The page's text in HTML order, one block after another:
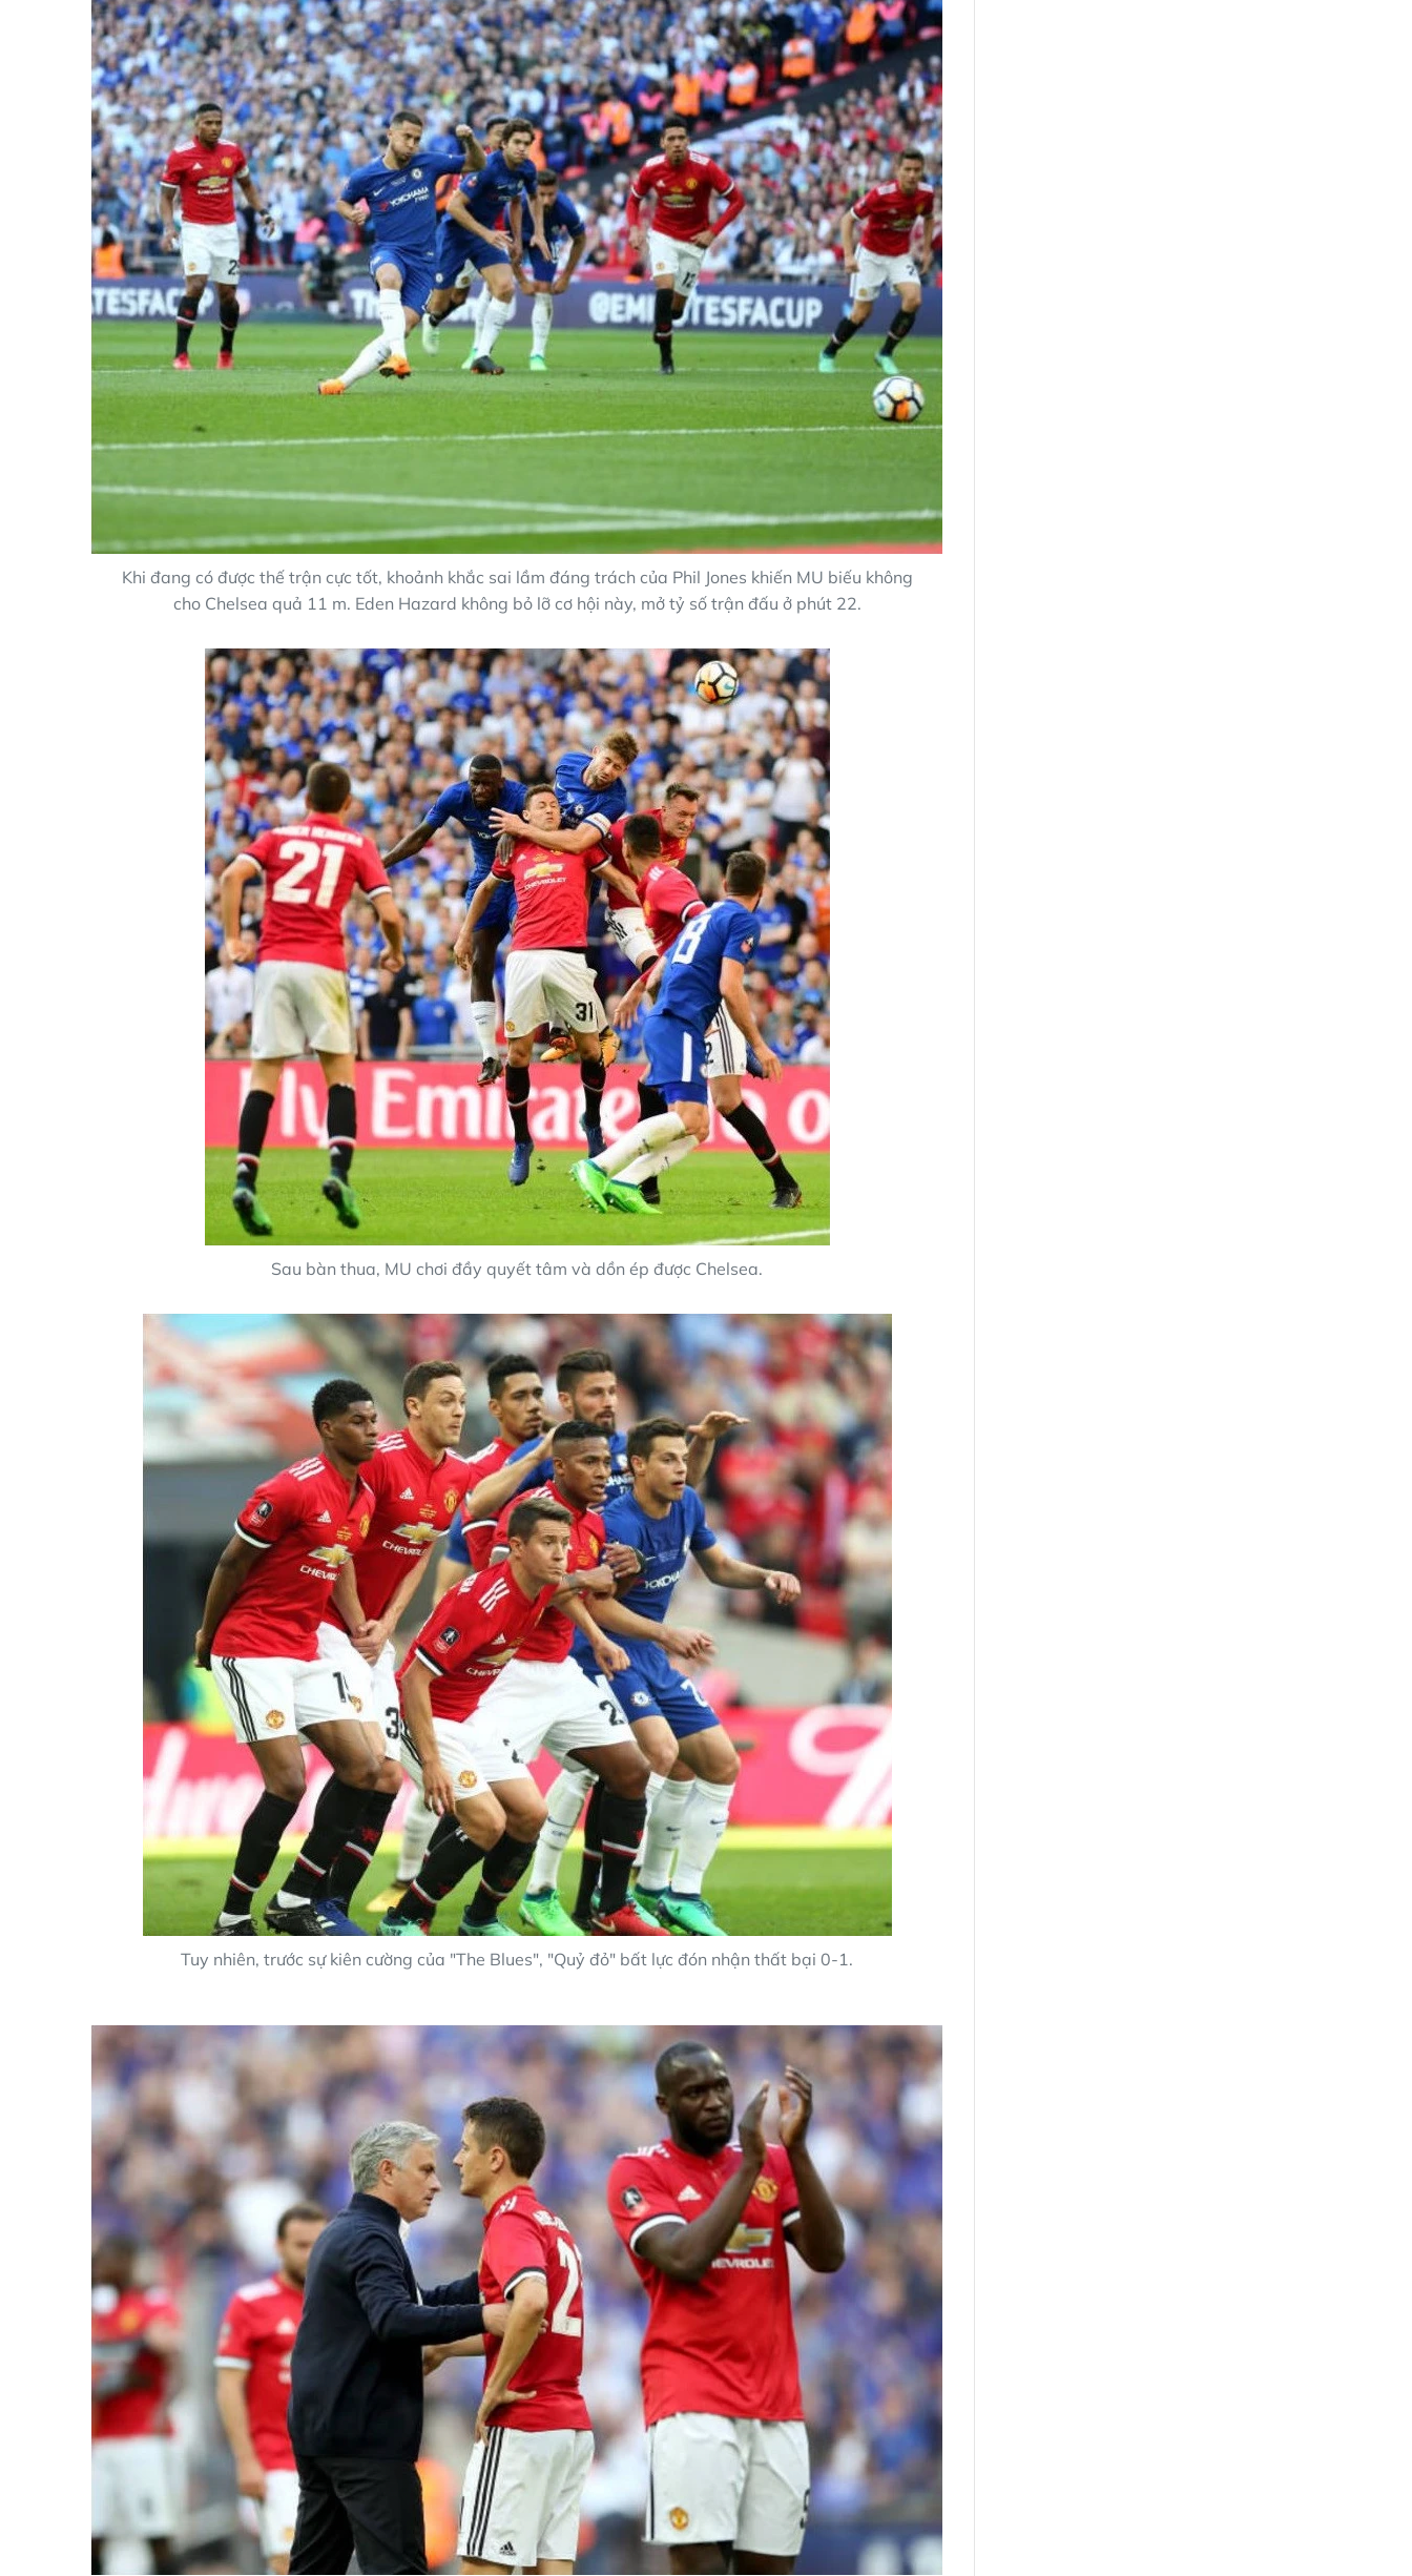
Khi đang có được thế trận cực tốt, khoảnh khắc sai lầm đáng trách của Phil Jones khiến MU biếu không
cho Chelsea quả 11 m. Eden Hazard không bỏ lỡ cơ hội này, mở tỷ số trận đấu ở phút 22.
Sau bàn thua, MU chơi đầy quyết tâm và dồn ép được Chelsea.
Tuy nhiên, trước sự kiên cường của "The Blues", "Quỷ đỏ" bất lực đón nhận thất bại 0-1.